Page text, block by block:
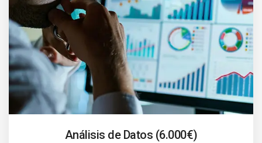
Análisis de Datos (6.000€)